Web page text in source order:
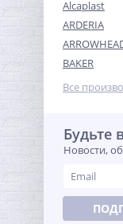
11
Alcaplast
ARDERIA
BAKER
Все
Будьте
Новости,